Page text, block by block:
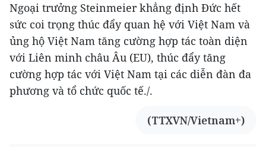
Ngoại trưởng Steinmeier khẳng định Đức hết
sức coi trọng thúc đẩy quan hệ với Việt Nam và
ủng hộ Việt Nam tăng cường hợp tác toàn diện
với Liên minh châu Âu (EU), thúc đẩy tăng
cường hợp tác với Việt Nam tại các diễn đàn đa
phương và tổ chức quốc tế./.
(TTXVN/Vietnam+)